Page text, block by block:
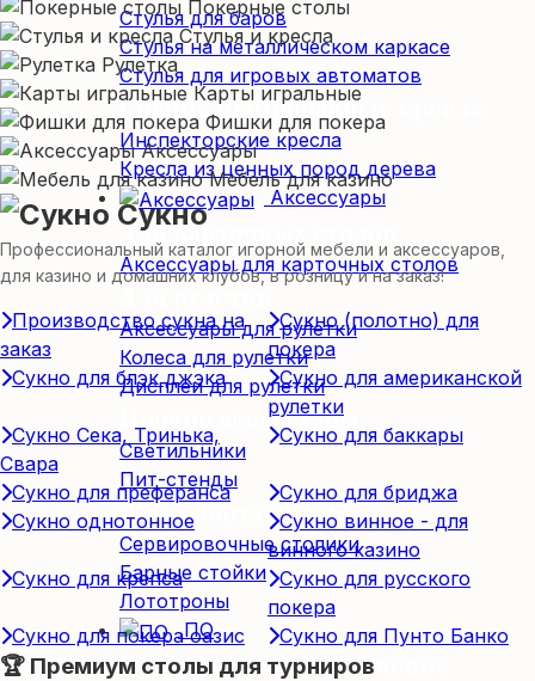
Стулья для баров
Стулья на металлическом каркасе
Стулья для игровых автоматов
Специализированные кресла
Инспекторские кресла
Кресла из ценных пород дерева
Аксессуары
Для карточных столов
Аксессуары для карточных столов
Для рулетки
Аксессуары для рулетки
Колеса для рулетки
Дисплеи для рулетки
Прочие аксессуары
Светильники
Пит-стенды
Доп. оборудование
Сервировочные столики
Барные стойки
Лототроны
ПО
Программное обеспечение
Покерные столы
Стулья и кресла
Рулетка
Карты игральные
Фишки для покера
Аксессуары
Мебель для казино
Сукно
Профессиональный каталог игорной мебели и аксессуаров,
для казино и домашних клубов, в розницу и на заказ!
Производство сукна на
заказ
Сукно (полотно) для
покера
Сукно для блэк джэка
Сукно для американской
рулетки
Сукно Сека, Тринька,
Свара
Сукно для баккары
Сукно для преферанса
Сукно для бриджа
Сукно однотонное
Сукно винное - для
винного казино
Сукно для крепса
Сукно для русского
покера
Сукно для покера оазис
Сукно для Пунто Банко
🏆 Премиум столы для турниров